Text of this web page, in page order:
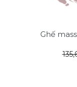
Ghế